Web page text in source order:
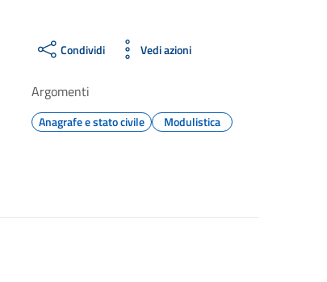
Condividi Vedi azioni
Argomenti
Anagrafe e stato civile Modulistica